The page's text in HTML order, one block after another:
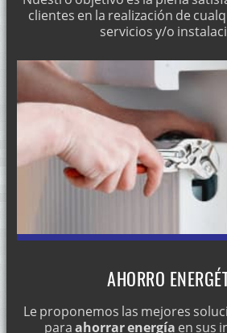
clientes en la realización de
servicios y/o
AHORRO
Le proponemos las mejores
paraahorrar energía en sus